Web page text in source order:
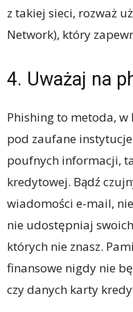
z takiej sieci, rozważ
Network), który
4. Uważaj na
Phishing to metoda,
pod zaufane
poufnych informacji,
kredytowej. Bądź
wiadomości e-mail,
nie udostępniaj
których nie znasz.
finansowe nigdy nie
czy danych karty